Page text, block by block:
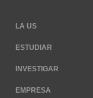
LA US
ESTUDIAR
INVESTIGAR
EMPRESA